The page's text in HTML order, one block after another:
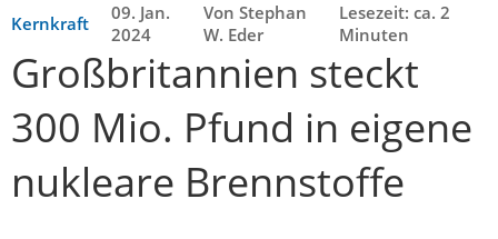
Kernkraft
09. Jan.
2024
Von Stephan
W. Eder
Lesezeit: ca. 2
Minuten
Großbritannien steckt
300 Mio. Pfund in eigene
nukleare Brennstoffe